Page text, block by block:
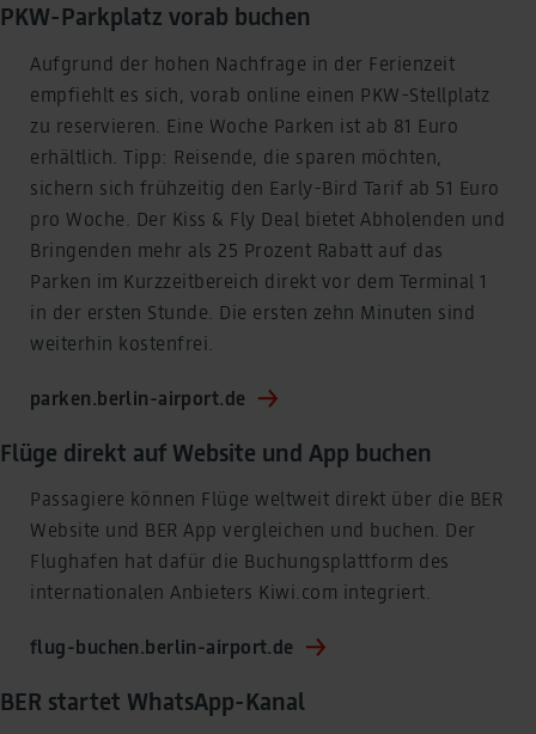
PKW-Parkplatz vorab buchen
Aufgrund der hohen Nachfrage in der Ferienzeit
empfiehlt es sich, vorab online einen PKW-Stellplatz
zu reservieren. Eine Woche Parken ist ab 81 Euro
erhältlich. Tipp: Reisende, die sparen möchten,
sichern sich frühzeitig den Early-Bird Tarif ab 51 Euro
pro Woche. Der Kiss & Fly Deal bietet Abholenden und
Bringenden mehr als 25 Prozent Rabatt auf das
Parken im Kurzzeitbereich direkt vor dem Terminal 1
in der ersten Stunde. Die ersten zehn Minuten sind
weiterhin kostenfrei.
parken.berlin-airport.de
Flüge direkt auf Website und App buchen
Passagiere können Flüge weltweit direkt über die BER
Website und BER App vergleichen und buchen. Der
Flughafen hat dafür die Buchungsplattform des
internationalen Anbieters Kiwi.com integriert.
flug-buchen.berlin-airport.de
BER startet WhatsApp-Kanal